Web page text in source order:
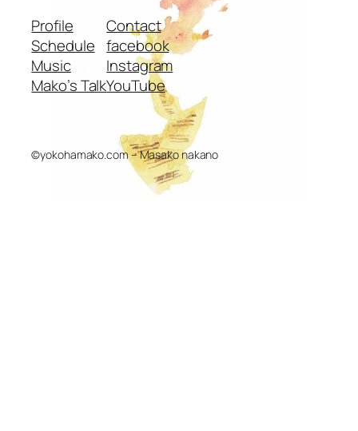
Profile
Schedule
Music
Mako’s Talk
Contact
facebook
Instagram
YouTube
©yokohamako.com – Masako nakano